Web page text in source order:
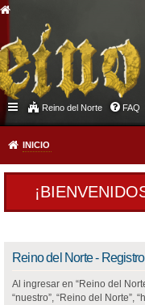
Reino del Norte FAQ
INICIO
Reino del Norte - Registro
Al ingresar en “Reino del
“nuestro”, “Reino del Norte”,